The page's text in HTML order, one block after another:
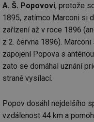
A. Š. Popovovi, protože
1895, zatímco Marconi si
zařízení až v roce 1896
z 2. června 1896).
zapojení Popova s
zato se domáhal uznání
straně vysílací.
Popov dosáhl nejdelšího
vzdálenost 44 km a